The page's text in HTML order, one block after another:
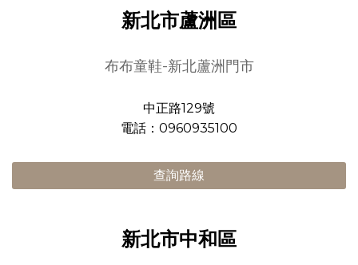
新北市蘆洲區
布布童鞋-新北蘆洲門市
中正路129號
電話：0960935100
查詢路線
新北市中和區